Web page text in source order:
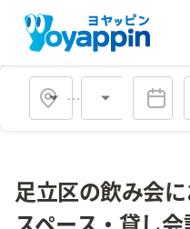
会場タイプ
足立区の飲み会